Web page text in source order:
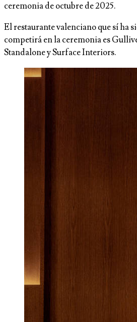
ceremonia de octubre de 2025.
El restaurante valenciano que sí ha
competirá en la ceremonia es
Standalone y Surface Interiors.